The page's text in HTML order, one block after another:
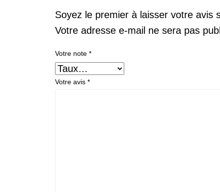
Soyez le premier à laisser votre avis
Votre adresse e-mail ne sera pas
Votre note *
Votre avis *